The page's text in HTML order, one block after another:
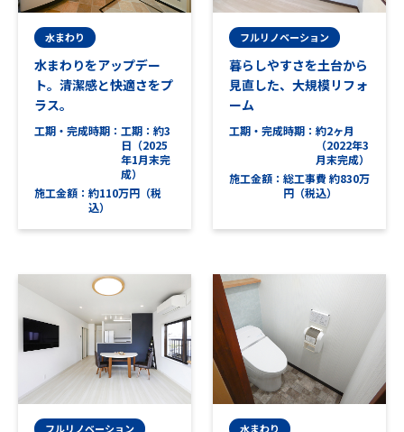
水まわり
水まわりをアップデー
ト。清潔感と快適さをプ
ラス。
工期・完成時期
工期：約3
日（2025
年1月末完
成）
施工金額
約110万円（税
込）
フルリノベーション
暮らしやすさを土台から
見直した、大規模リフォ
ーム
工期・完成時期
約2ヶ月
（2022年3
月末完成）
施工金額
総工事費 約830万
円（税込）
フルリノベーション 水まわり